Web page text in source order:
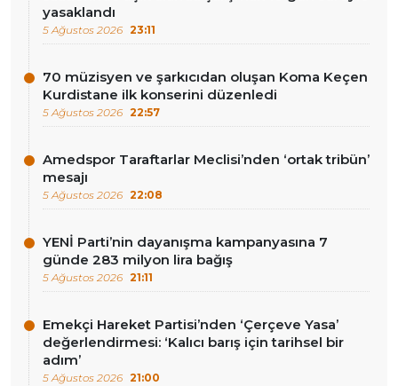
yasaklandı
5 Ağustos 2026 23:11
70 müzisyen ve şarkıcıdan oluşan Koma Keçen
Kurdistane ilk konserini düzenledi
5 Ağustos 2026 22:57
Amedspor Taraftarlar Meclisi’nden ‘ortak tribün’
mesajı
5 Ağustos 2026 22:08
YENİ Parti’nin dayanışma kampanyasına 7
günde 283 milyon lira bağış
5 Ağustos 2026 21:11
Emekçi Hareket Partisi’nden ‘Çerçeve Yasa’
değerlendirmesi: ‘Kalıcı barış için tarihsel bir
adım’
5 Ağustos 2026 21:00